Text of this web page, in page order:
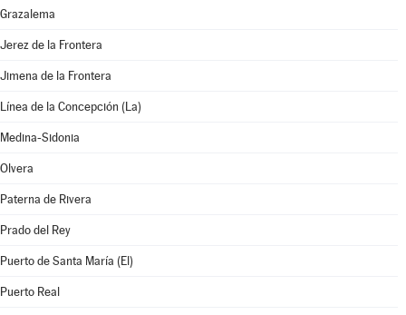
Grazalema
Jerez de la Frontera
Jimena de la Frontera
Línea de la Concepción (La)
Medina-Sidonia
Olvera
Paterna de Rivera
Prado del Rey
Puerto de Santa María (El)
Puerto Real